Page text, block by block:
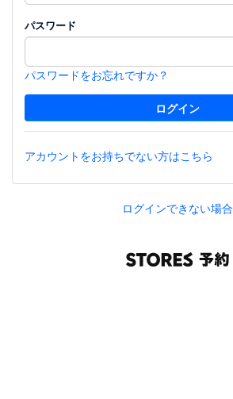
パスワード
パスワードをお忘れですか？
アカウントをお持ちでない方はこちら
ログインできない場合